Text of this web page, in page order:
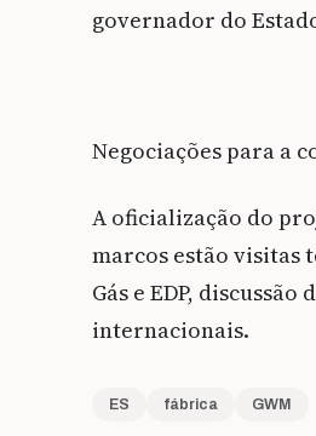
governador do
Negociações para a
A oficialização do
marcos estão visitas
Gás e EDP,
internacionais.
ES fábrica GWM